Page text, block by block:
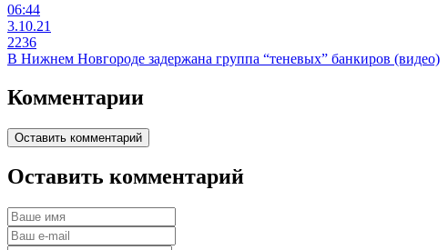
06:44
3.10.21
2236
В Нижнем Новгороде задержана группа “теневых” банкиров (видео)
Комментарии
Оставить комментарий
Оставить комментарий